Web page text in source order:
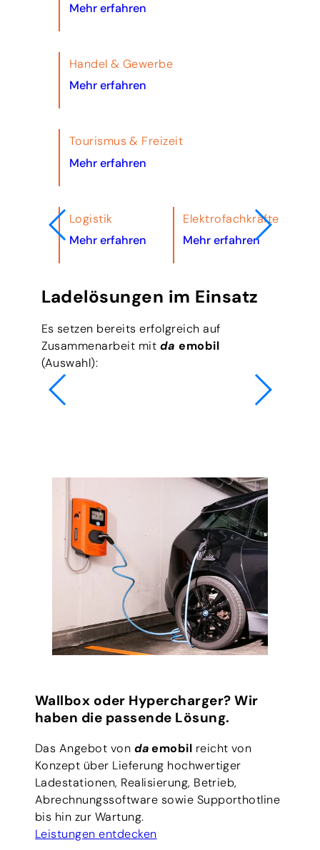
Mehr erfahren
Handel & Gewerbe
Mehr erfahren
Tourismus & Freizeit
Mehr erfahren
Logistik
Mehr erfahren
Elektrofachkräfte &
Mehr erfahren
Ladelösungen im Einsatz
Es setzen bereits erfolgreich auf
Zusammenarbeit mit da emobil
(Auswahl):
Wallbox oder Hypercharger? Wir
haben die passende Lösung.
Das Angebot von daemobil reicht von
Konzept über Lieferung hochwertiger
Ladestationen, Realisierung, Betrieb,
Abrechnungssoftware sowie Supporthotline
bis hin zur Wartung.
Leistungen entdecken